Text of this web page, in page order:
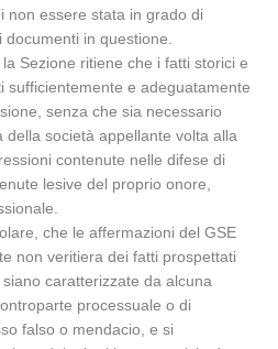
non essere stata in grado di
in questione.
Sezione ritiene che i fatti storici e
sufficientemente e adeguatamente
senza che sia necessario
della società appellante volta alla
contenute nelle difese di
lesive del proprio onore,
che le affermazioni del GSE
non veritiera dei fatti prospettati
caratterizzate da alcuna
processuale o di
falso o mendacio, e si